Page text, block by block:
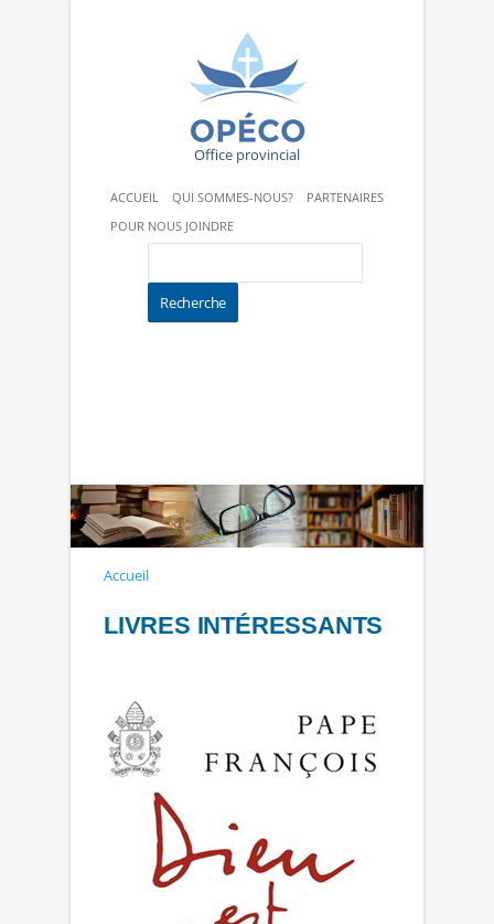
Office provincial
ACCUEIL QUI SOMMES-NOUS?
PARTENAIRES
POUR NOUS JOINDRE
Accueil
LIVRES INTÉRESSANTS